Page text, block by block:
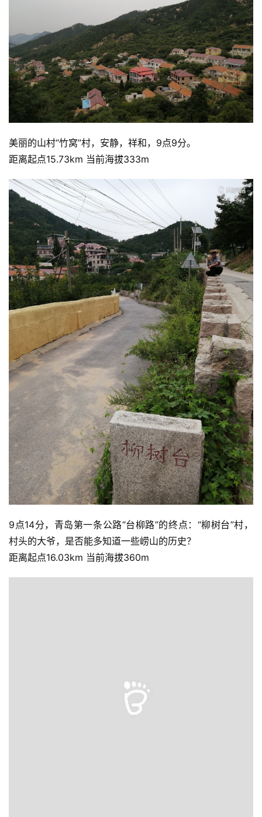
美丽的山村“竹窝”村，安静，祥和，9点9分。
距离起点15.73km 当前海拔333m
9点14分，青岛第一条公路“台柳路”的终点：“柳树台”村，
村头的大爷，是否能多知道一些崂山的历史？
距离起点16.03km 当前海拔360m